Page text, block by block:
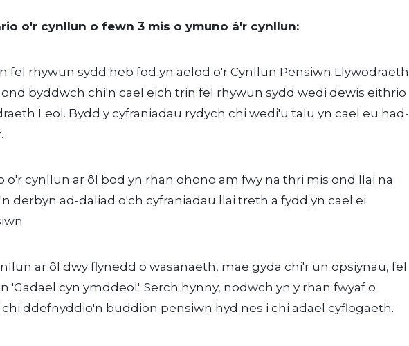
o'r cynllun o fewn 3 mis o ymuno â'r cynllun:
fel rhywun sydd heb fod yn aelod o'r Cynllun Pensiwn Llywodraeth
ond byddwch chi'n cael eich trin fel rhywun sydd wedi dewis eithrio
Leol. Bydd y cyfraniadau rydych chi wedi'u talu yn cael eu had-
o'r cynllun ar ôl bod yn rhan ohono am fwy na thri mis ond llai na
derbyn ad-daliad o'ch cyfraniadau llai treth a fydd yn cael ei
ar ôl dwy flynedd o wasanaeth, mae gyda chi'r un opsiynau, fel
'Gadael cyn ymddeol'. Serch hynny, nodwch yn y rhan fwyaf o
ddefnyddio'n buddion pensiwn hyd nes i chi adael cyflogaeth.